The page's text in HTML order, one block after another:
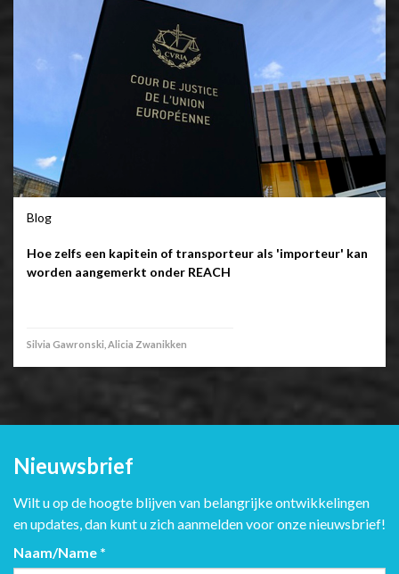
Blog
Hoe zelfs een kapitein of transporteur als 'importeur' kan
worden aangemerkt onder REACH
Silvia Gawronski, Alicia Zwanikken
Nieuwsbrief
Wilt u op de hoogte blijven van belangrijke ontwikkelingen
en updates, dan kunt u zich aanmelden voor onze nieuwsbrief!
Naam/Name *